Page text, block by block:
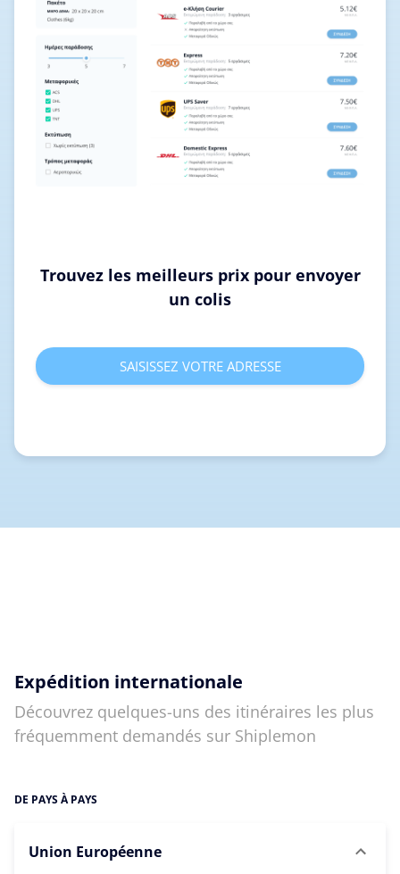
Trouvez les meilleurs prix pour envoyer
un colis
SAISISSEZ VOTRE ADRESSE
Expédition internationale
Découvrez quelques-uns des itinéraires les plus
fréquemment demandés sur Shiplemon
DE PAYS À PAYS
Union Européenne